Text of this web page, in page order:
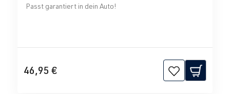
Passt garantiert in dein Auto!
46,95 €